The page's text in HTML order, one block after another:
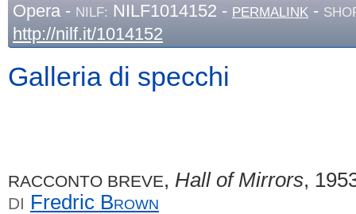
Opera - NILF: NILF1014152 - PERMALINK -
http://nilf.it/1014152
Galleria di specchi
RACCONTO BREVE, Hall of Mirrors,
DI Fredric Brown